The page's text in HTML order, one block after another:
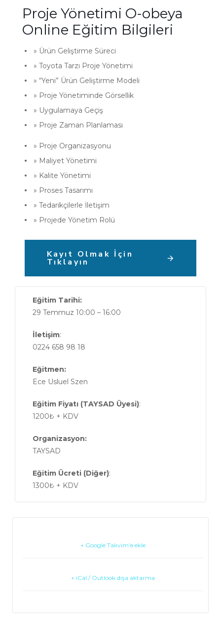
Proje Yönetimi O-obeya
Online Eğitim Bilgileri
» Ürün Geliştirme Süreci
» Toyota Tarzı Proje Yönetimi
» “Yeni” Ürün Geliştirme Modeli
» Proje Yönetiminde Görsellik
» Uygulamaya Geçiş
» Proje Zaman Planlaması
» Proje Organizasyonu
» Maliyet Yönetimi
» Kalite Yönetimi
» Proses Tasarımı
» Tedarikçilerle İletişim
» Projede Yönetim Rolü
Kayıt Olmak İçin
Tıklayın
Eğitim Tarihi:
29 Temmuz 10:00 – 16:00
İletişim:
0224 658 98 18
Eğitmen:
Ece Usluel Szen
Eğitim Fiyatı (TAYSAD Üyesi):
1200₺ + KDV
Organizasyon:
TAYSAD
Eğitim Ücreti (Diğer):
1300₺ + KDV
+ Google Takvim'e ekle
+ iCal / Outlook dışa aktarma